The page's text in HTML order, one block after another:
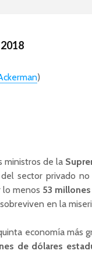
)
ministros de la
sector privado
lo menos 53
en la
economía más
de dólares